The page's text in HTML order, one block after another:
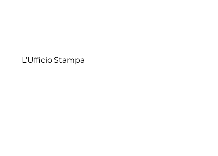
L’Ufficio Stampa